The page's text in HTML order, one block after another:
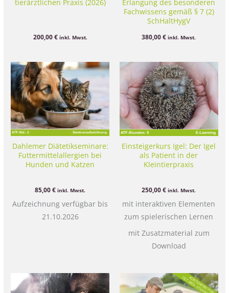
tierärztlichen Praxis (2026)
200,00€ inkl. Mwst.
Erlangung des besonderen
Fachwissens gemäß § 7 (2)
SchHaltHygV
380,00€ inkl. Mwst.
Dahlemer Diätetikseminare:
Futtermittelallergien bei
Hunden und Katzen
85,00€ inkl. Mwst.
Aufzeichnung verfügbar bis
21.10.2026
Einsteigerkurs Igel: Der Igel
als Patient in der
Kleintierpraxis
250,00€ inkl. Mwst.
mit interaktiven Elementen
zum spielerischen Lernen
mit Zusatzmaterial zum
Download